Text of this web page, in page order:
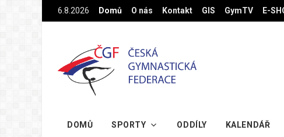
Na hlavní obsah6.8.2026 Domů O nás Kontakt GIS GymTV E-
DOMŮ SPORTY ODDÍLY KALENDÁŘ